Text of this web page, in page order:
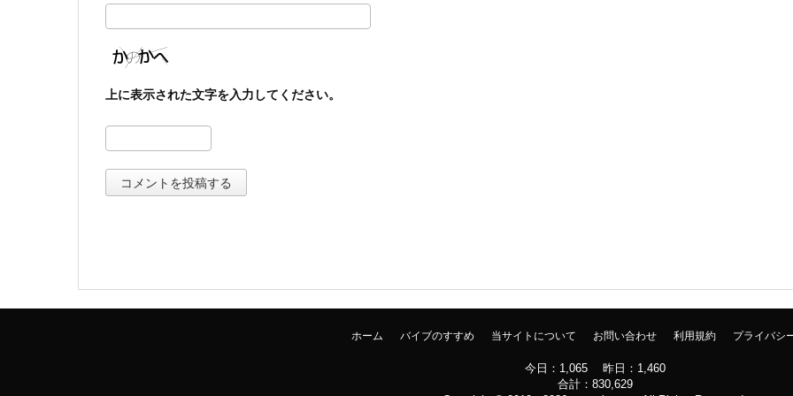
上に表示された文字を入力してください。
ホーム バイブのすすめ 当サイトについて お問い合わせ 利用規約 プライバシ
今日：1,065 昨日：1,460
合計：830,629